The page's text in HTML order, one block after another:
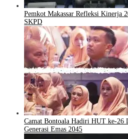
Pemkot Makassar Refleksi Kinerja
SKPD
Camat Bontoala Hadiri HUT ke-26
Generasi Emas 2045